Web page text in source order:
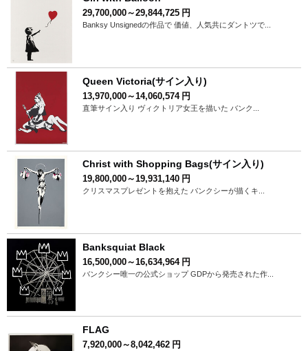
29,700,000～29,844,725 円
Banksy Unsignedの作品で 価値、人気共にダントツで...
Queen Victoria(サイン入り)
13,970,000～14,060,574 円
直筆サイン入り ヴィクトリア女王を描いた バンク...
Christ with Shopping Bags(サイン入り)
19,800,000～19,931,140 円
クリスマスプレゼントを抱えた バンクシーが描くキ...
Banksquiat Black
16,500,000～16,634,964 円
バンクシー唯一の公式ショップ GDPから発売された作...
FLAG
7,920,000～8,042,462 円